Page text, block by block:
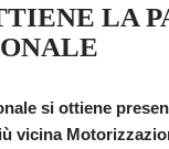
LA
si ottiene
vicina